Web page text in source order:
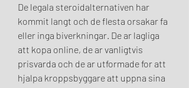
De legala steroidalternativen har
kommit langt och de flesta orsakar fa
eller inga biverkningar. De ar lagliga
att kopa online, de ar vanligtvis
prisvarda och de ar utformade for att
hjalpa kroppsbyggare att uppna sina